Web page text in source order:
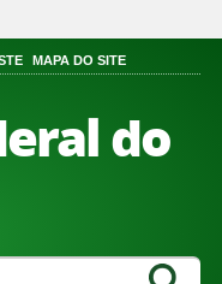
MAPA DO SITE
do